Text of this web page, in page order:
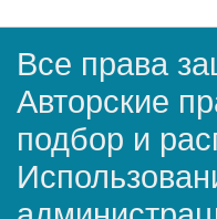
Все права
Авторские
подбор и